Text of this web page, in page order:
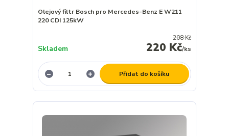
Olejový filtr Bosch pro Mercedes-Benz E W211
220 CDI 125kW
208 Kč
220 Kč/ks
Skladem
Přidat do košíku